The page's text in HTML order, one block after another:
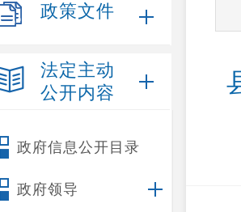
政策文件
法定主动
公开内容
政府信息公开目录
政府领导